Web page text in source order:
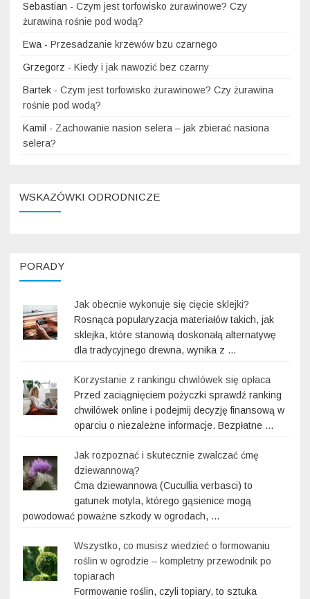
Sebastian - Czym jest torfowisko żurawinowe? Czy
żurawina rośnie pod wodą?
Ewa - Przesadzanie krzewów bzu czarnego
Grzegorz - Kiedy i jak nawozić bez czarny
Bartek - Czym jest torfowisko żurawinowe? Czy żurawina
rośnie pod wodą?
Kamil - Zachowanie nasion selera – jak zbierać nasiona
selera?
WSKAZÓWKI ODRODNICZE
PORADY
Jak obecnie wykonuje się cięcie sklejki?
Rosnąca popularyzacja materiałów takich, jak
sklejka, które stanowią doskonałą alternatywę
dla tradycyjnego drewna, wynika z …
Korzystanie z rankingu chwilówek się opłaca
Przed zaciągnięciem pożyczki sprawdź ranking
chwilówek online i podejmij decyzję finansową w
oparciu o niezależne informacje. Bezpłatne …
Jak rozpoznać i skutecznie zwalczać ćmę
dziewannową?
Ćma dziewannowa (Cucullia verbasci) to
gatunek motyla, którego gąsienice mogą
powodować poważne szkody w ogrodach, …
Wszystko, co musisz wiedzieć o formowaniu
roślin w ogrodzie – kompletny przewodnik po
topiarach
Formowanie roślin, czyli topiary, to sztuka